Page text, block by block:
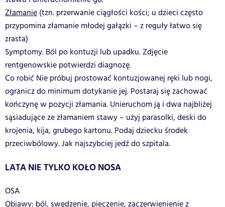
Złamanie (tzn. przerwanie ciągłości kości; u dzieci często
przypomina złamanie młodej gałązki – z reguły łatwo się
zrasta)
Symptomy. Ból po kontuzji lub upadku. Zdjęcie
rentgenowskie potwierdzi diagnozę.
Co robić Nie próbuj prostować kontuzjowanej ręki lub nogi,
ogranicz do minimum dotykanie jej. Postaraj się zachować
kończynę w pozycji złamania. Unieruchom ją i dwa najbliżej
sąsiadujące ze złamaniem stawy – użyj parasolki, deski do
krojenia, kija, grubego kartonu. Podaj dziecku środek
przeciwbólowy. Jak najszybciej jedź do szpitala.
LATA NIE TYLKO KOŁO NOSA
OSA
Objawy: ból, swędzenie, pieczenie, zaczerwienienie z